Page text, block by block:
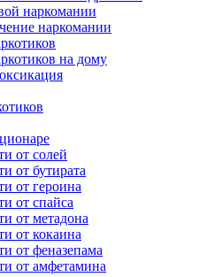
наркомании
наркомании
на дому
от солей
от бутирата
от героина
от спайса
от метадона
от кокаина
от феназепама
от амфетамина